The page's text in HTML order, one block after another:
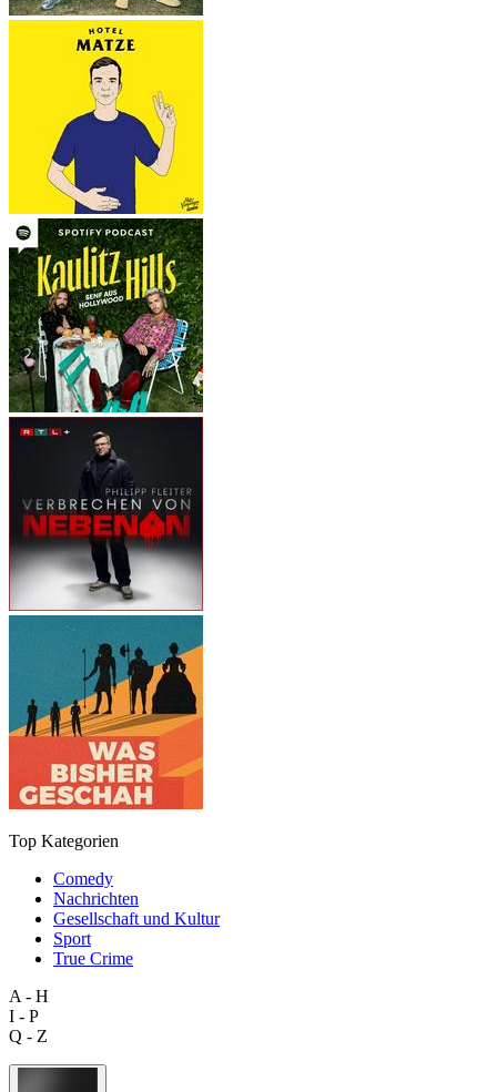
Top Kategorien
Comedy
Nachrichten
Gesellschaft und Kultur
Sport
True Crime
A - H
I - P
Q - Z